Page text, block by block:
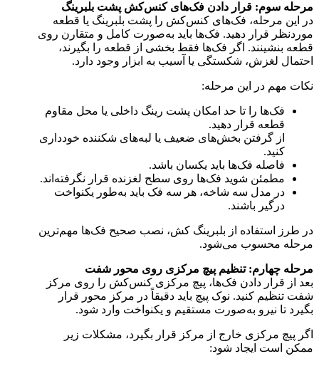
مرحله سوم: قرار دادن فک‌های کنس‌کش پشت بلبرینگ
در این مرحله، فک‌های کنس‌کش را پشت بلبرینگ یا قطعه
موردنظر قرار دهید. فک‌ها باید به‌صورت کامل و متقارن روی
قطعه بنشینند. اگر فک‌ها فقط بخشی از قطعه را بگیرند،
احتمال لغزش، شکستگی یا آسیب به ابزار وجود دارد.
نکات مهم در این مرحله:
فک‌ها را تا حد امکان پشت رینگ داخلی یا محل مقاوم
قطعه قرار دهید.
از گرفتن بخش‌های ضعیف یا لبه‌های شکننده خودداری
کنید.
فاصله فک‌ها باید یکسان باشد.
مطمئن شوید فک‌ها روی سطح لغزنده قرار نگرفته‌اند.
در مدل سه شاخه، هر سه فک باید به‌طور یکنواخت
درگیر باشند.
در طرز استفاده از بلبرینگ کش، نصب صحیح فک‌ها مهم‌ترین
مرحله محسوب می‌شود.
مرحله چهارم: تنظیم پیچ مرکزی روی محور شفت
بعد از قرار دادن فک‌ها، پیچ مرکزی کنس‌کش را روی مرکز
شفت تنظیم کنید. نوک پیچ باید دقیقاً در مرکز محور قرار
بگیرد تا نیرو به‌صورت مستقیم و یکنواخت وارد شود.
اگر پیچ مرکزی خارج از مرکز قرار بگیرد، مشکلات زیر
ممکن است ایجاد شود: